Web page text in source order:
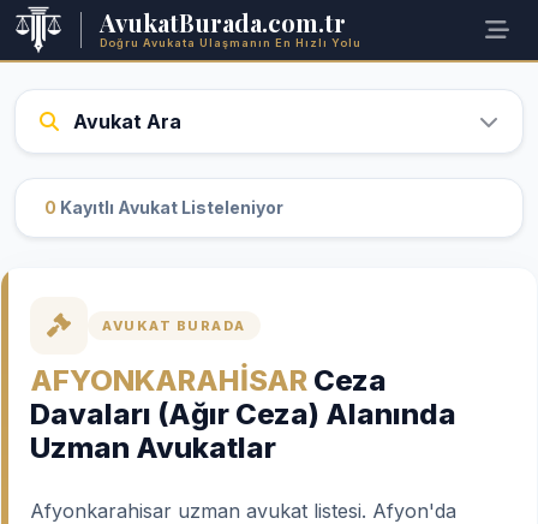
AvukatBurada.com.tr
Doğru Avukata Ulaşmanın En Hızlı Yolu
Avukat Ara
0 Kayıtlı Avukat Listeleniyor
AVUKAT BURADA
AFYONKARAHİSAR Ceza
Davaları (Ağır Ceza) Alanında
Uzman Avukatlar
Afyonkarahisar uzman avukat listesi. Afyon'da